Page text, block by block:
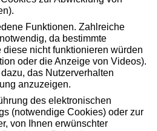
Funktionen. Zahlreiche
da bestimmte
nicht funktionieren würden
oder die Anzeige von Videos).
das Nutzerverhalten
anzuzeigen.
des elektronischen
(notwendige Cookies) oder zur
von Ihnen erwünschter